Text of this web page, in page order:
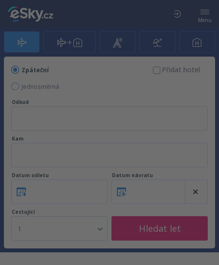
Menu
Zpáteční
Jednosměrná
Přidat hotel
Odkud
Kam
Datum odletu Datum návratu
Cestující
1 Hledat let